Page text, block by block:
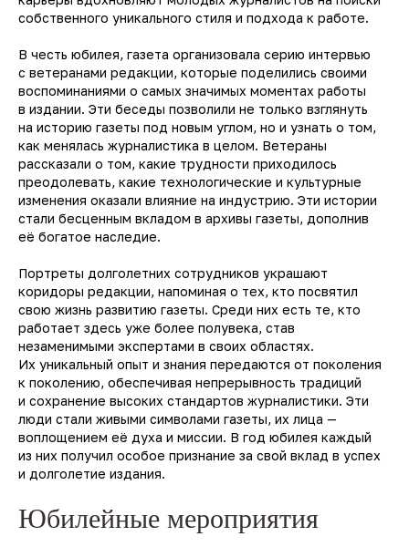
собственного уникального стиля и подхода к работе.
В честь юбилея, газета организовала серию интервью
с ветеранами редакции, которые поделились своими
воспоминаниями о самых значимых моментах работы
в издании. Эти беседы позволили не только взглянуть
на историю газеты под новым углом, но и узнать о том,
как менялась журналистика в целом. Ветераны
рассказали о том, какие трудности приходилось
преодолевать, какие технологические и культурные
изменения оказали влияние на индустрию. Эти истории
стали бесценным вкладом в архивы газеты, дополнив
её богатое наследие.
Портреты долголетних сотрудников украшают
коридоры редакции, напоминая о тех, кто посвятил
свою жизнь развитию газеты. Среди них есть те, кто
работает здесь уже более полувека, став
незаменимыми экспертами в своих областях.
Их уникальный опыт и знания передаются от поколения
к поколению, обеспечивая непрерывность традиций
и сохранение высоких стандартов журналистики. Эти
люди стали живыми символами газеты, их лица —
воплощением её духа и миссии. В год юбилея каждый
из них получил особое признание за свой вклад в успех
и долголетие издания.
Юбилейные мероприятия